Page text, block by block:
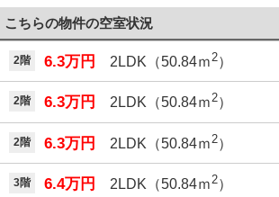
こちらの物件の空室状況
2階 6.3万円 2LDK（50.84ｍ2）
2階 6.3万円 2LDK（50.84ｍ2）
2階 6.3万円 2LDK（50.84ｍ 2）
3階 6.4万円 2LDK（50.84ｍ 2）